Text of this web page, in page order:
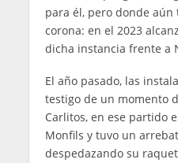
para él, pero donde
corona: en el 2023
dicha instancia frente a
El año pasado, las
testigo de un momento
Carlitos, en ese partido
Monfils y tuvo un
despedazando su